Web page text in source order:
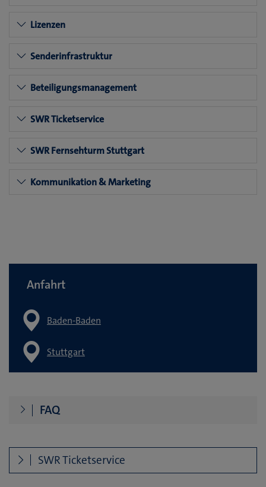
Lizenzen
Senderinfrastruktur
Beteiligungsmanagement
SWR Ticketservice
SWR Fernsehturm Stuttgart
Kommunikation & Marketing
Anfahrt
Baden-Baden
Stuttgart
FAQ
SWR Ticketservice